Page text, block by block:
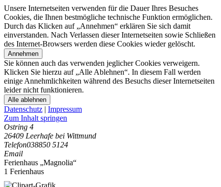
Unsere Internetseiten verwenden für die Dauer Ihres Besuches
Cookies, die Ihnen bestmögliche technische Funktion ermöglichen.
Durch das Klicken auf „Annehmen“ erklären Sie sich damit
einverstanden. Nach Verlassen dieser Internetseiten sowie Schließen
des Internet-Browsers werden diese Cookies wieder gelöscht.
Annehmen
Sie können auch das verwenden jeglicher Cookies verweigern.
Klicken Sie hierzu auf „Alle Ablehnen“. In diesem Fall werden
einige Annehmlichkeiten während des Besuchs dieser Internetseiten
leider nicht funktionieren.
Alle ablehnen
Datenschutz | Impressum
Zum Inhalt springen
Ostring 4
26409 Leerhafe bei Wittmund
Telefon038850 5124
Email
Ferienhaus „Magnolia“
1 Ferienhaus